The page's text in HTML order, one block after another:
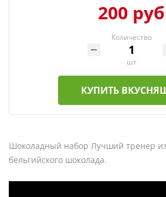
200 руб
Количество
шт
КУПИТЬ
Шоколадный набор Лучший тренер
бельгийского шоколада.